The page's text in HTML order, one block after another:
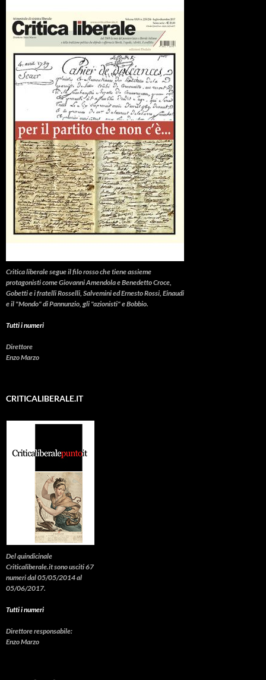
Critica liberalesegue il filo rosso che tiene assieme
protagonisti come Giovanni Amendola e Benedetto Croce,
Gobetti e i fratelli Rosselli, Salvemini ed Ernesto Rossi, Einaudi
e il "Mondo" di Pannunzio, gli "azionisti" e Bobbio.
Tutti i numeri
Direttore
Enzo Marzo
CRITICALIBERALE.IT
Del quindicinale
Criticaliberale.it sono usciti 67
numeri dal 05/05/2014 al
05/06/2017.
Tutti i numeri
Direttore responsabile:
Enzo Marzo